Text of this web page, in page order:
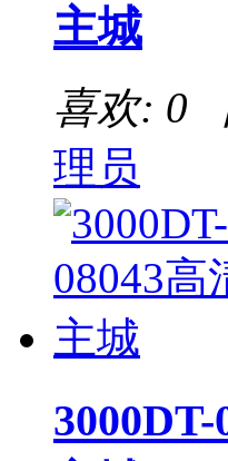
主城
喜欢: 0
理员